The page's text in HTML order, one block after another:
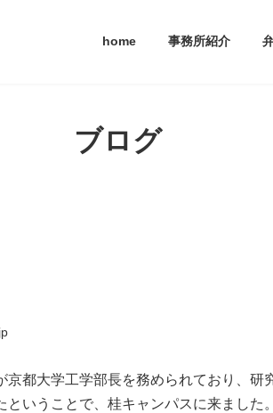
home 事務所紹介
ブログ
都大学工学部長を務められており、研
いうことで、桂キャンパスに来ました。